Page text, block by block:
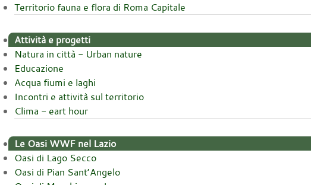
Territorio fauna e flora di Roma Capitale
Attività e progetti
Natura in città - Urban nature
Educazione
Acqua fiumi e laghi
Incontri e attività sul territorio
Clima - eart hour
Le Oasi WWF nel Lazio
Oasi di Lago Secco
Oasi di Pian Sant’Angelo